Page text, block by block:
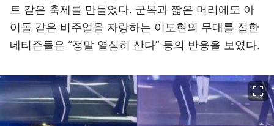
트 같은 축제를 만들었다. 군복과 짧은 머리에도 아
이돌 같은 비주얼을 자랑하는 이도현의 무대를 접한
네티즌들은 “정말 열심히 산다” 등의 반응을 보였다.